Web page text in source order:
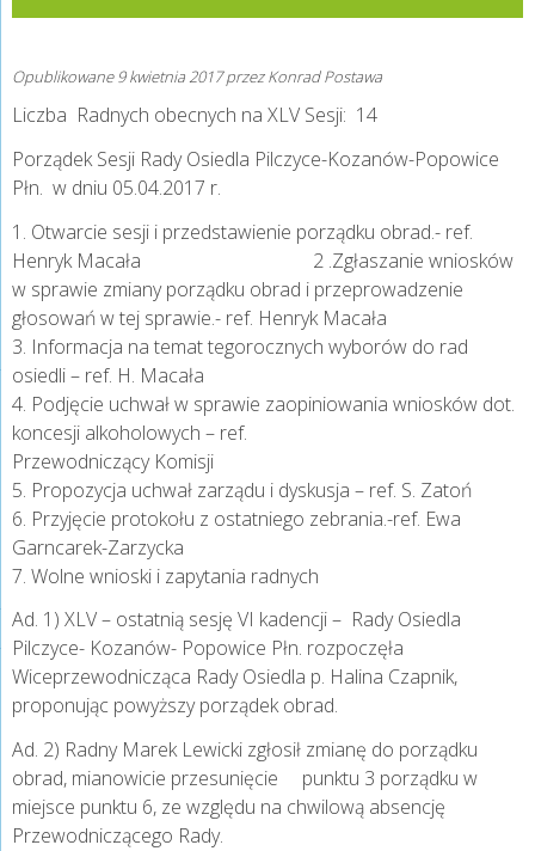
Opublikowane9 kwietnia 2017przezKonrad Postawa
Liczba Radnych obecnych na XLV Sesji: 14
Porządek Sesji Rady Osiedla Pilczyce-Kozanów-Popowice
Płn. w dniu 05.04.2017 r.
1. Otwarcie sesji i przedstawienie porządku obrad.- ref.
Henryk Macała 2 .Zgłaszanie wniosków
w sprawie zmiany porządku obrad i przeprowadzenie
głosowań w tej sprawie.- ref. Henryk Macała
3. Informacja na temat tegorocznych wyborów do rad
osiedli – ref. H. Macała
4. Podjęcie uchwał w sprawie zaopiniowania wniosków dot.
koncesji alkoholowych – ref.
Przewodniczący Komisji
5. Propozycja uchwał zarządu i dyskusja – ref. S. Zatoń
6. Przyjęcie protokołu z ostatniego zebrania.-ref. Ewa
Garncarek-Zarzycka
7. Wolne wnioski i zapytania radnych
Ad. 1) XLV – ostatnią sesję VI kadencji – Rady Osiedla
Pilczyce- Kozanów- Popowice Płn. rozpoczęła
Wiceprzewodnicząca Rady Osiedla p. Halina Czapnik,
proponując powyższy porządek obrad.
Ad. 2) Radny Marek Lewicki zgłosił zmianę do porządku
obrad, mianowicie przesunięcie punktu 3 porządku w
miejsce punktu 6, ze względu na chwilową absencję
Przewodniczącego Rady.